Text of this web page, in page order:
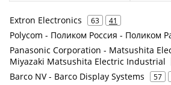
Extron Electronics 63 41
Polycom - Поликом Россия - Поликом
Panasonic Corporation - Matsushita
Miyazaki Matsushita Electric Industrial
Barco NV - Barco Display Systems 57